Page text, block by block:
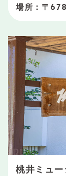
場所：〒
桃井ミュー